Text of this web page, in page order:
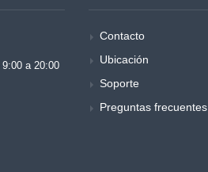
a 20:00
Contacto
Ubicación
Soporte
Preguntas frecuentes